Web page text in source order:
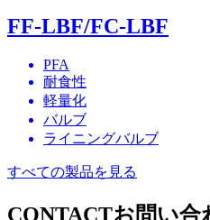
FF-LBF/FC-LBF
PFA
耐食性
軽量化
バルブ
ライニングバルブ
すべての製品を見る
CONTACTお問い合